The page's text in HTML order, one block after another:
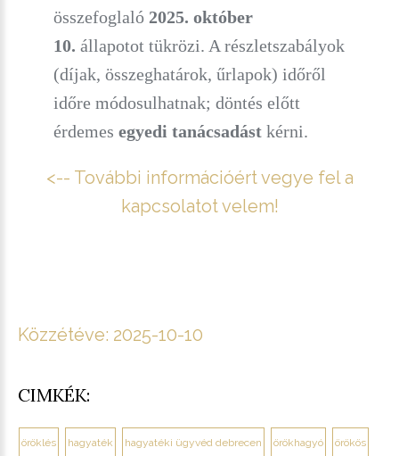
összefoglaló 2025. október
10. állapotot tükrözi. A részletszabályok
(díjak, összeghatárok, űrlapok) időről
időre módosulhatnak; döntés előtt
érdemes egyedi tanácsadást kérni.
<-- További információért vegye fel a
kapcsolatot velem!
Közzétéve: 2025-10-10
CIMKÉK:
öröklés hagyaték hagyatéki ügyvéd debrecen örökhagyó örökös